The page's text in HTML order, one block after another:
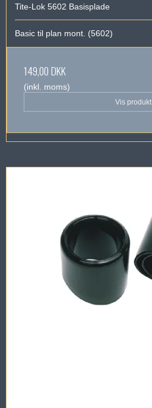
Tite-Lok 5602 Basisplade
Basic til plan mont. (5602)
149,00 DKK
(inkl. moms)
Vis produkt